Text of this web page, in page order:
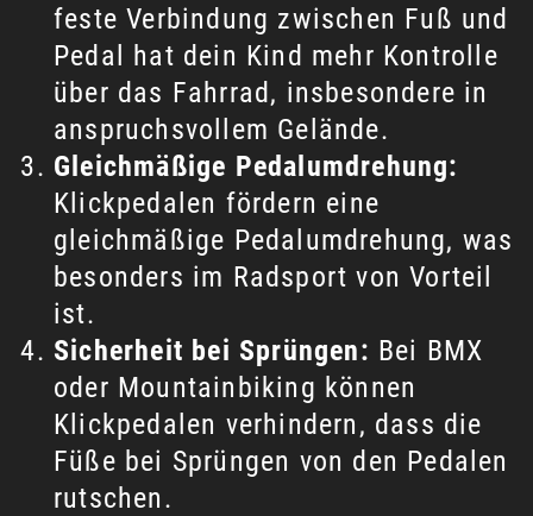
feste Verbindung zwischen Fuß und
Pedal hat dein Kind mehr Kontrolle
über das Fahrrad, insbesondere in
anspruchsvollem Gelände.
Gleichmäßige Pedalumdrehung:
Klickpedalen fördern eine
gleichmäßige Pedalumdrehung, was
besonders im Radsport von Vorteil
ist.
Sicherheit bei Sprüngen: Bei BMX
oder Mountainbiking können
Klickpedalen verhindern, dass die
Füße bei Sprüngen von den Pedalen
rutschen.